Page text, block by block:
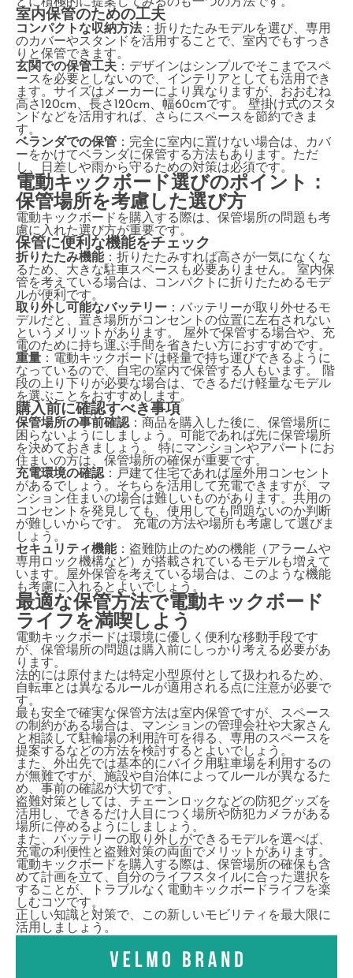
室内保管のための工夫
コンパクトな収納方法：折りたたみモデルを選び、専用
のカバーやスタンドを活用することで、室内でもすっき
りと保管できます。
玄関での保管工夫 ：デザインはシンプルでそこまでスペ
ースを必要としないので、インテリアとしても活用でき
ます。サイズはメーカーにより異なりますが、おおむね
高さ120cm、長さ120cm、幅60cmです。 壁掛け式のスタ
ンドなどを活用すれば、さらにスペースを節約できま
す。
ベランダでの保管 ：完全に室内に置けない場合は、カバ
ーをかけてベランダに保管する方法もあります。ただ
し、日差しや雨から守るための対策は必須です。
電動キックボード選びのポイント：
保管場所を考慮した選び方
電動キックボードを購入する際は、保管場所の問題も考
慮に入れた選び方が重要です。
保管に便利な機能をチェック
折りたたみ機能：折りたたみすれば高さが一気になくな
るため、大きな駐車スペースも必要ありません。 室内保
管を考えている場合は、コンパクトに折りたためるモデ
ルが便利です。
取り外し可能なバッテリー ：バッテリーが取り外せるモ
デルだと、置き場所がコンセントの位置に左右されない
というメリットがあります。 屋外で保管する場合や、充
電のために持ち運ぶ手間を省きたい方におすすめです。
重量 ：電動キックボードは軽量で持ち運びできるように
なっているので、自宅の室内で保管する人もいます。 階
段の上り下りが必要な場合は、できるだけ軽量なモデル
を選ぶことをおすすめします。
購入前に確認すべき事項
保管場所の事前確認：商品を購入した後に、保管場所に
困らないようにしましょう。可能であれば先に保管場所
を決めておきましょう。 特にマンションやアパートにお
住まいの方は、保管場所の確保が重要です。
充電環境の確認：戸建て住宅であれば屋外用コンセント
があるでしょう。そちらを活用して充電できますが、マ
ンション住まいの場合は難しいものがあります。共用の
コンセントを発見しても、使用しても問題ないのか判断
が難しいからです。 充電の方法や場所も考慮して選びま
しょう。
セキュリティ機能：盗難防止のための機能（アラームや
専用ロック機構など）が搭載されているモデルも増えて
います。屋外保管を考えている場合は、このような機能
も考慮に入れるとよいでしょう。
最適な保管方法で電動キックボード
ライフを満喫しよう
電動キックボードは環境に優しく便利な移動手段です
が、保管場所の問題は購入前にしっかり考える必要があ
ります。
法的には原付または特定小型原付として扱われるため、
自転車とは異なるルールが適用される点に注意が必要で
す。
最も安全で確実な保管方法は室内保管ですが、スペース
の制約がある場合は、マンションの管理会社や大家さん
と相談して駐輪場の利用許可を得る、専用のスペースを
提案するなどの方法を検討するとよいでしょう。
また、外出先では基本的にバイク用駐車場を利用するの
が無難ですが、施設や自治体によってルールが異なるた
め、事前の確認が大切です。
盗難対策としては、チェーンロックなどの防犯グッズを
活用し、できるだけ人目につく場所や防犯カメラがある
場所に停めるようにしましょう。
また、バッテリーの取り外しができるモデルを選べば、
充電の利便性と盗難対策の両面でメリットがあります。
電動キックボードを購入する際は、保管場所の確保も含
めて計画を立て、自分のライフスタイルに合った選択を
することが、トラブルなく電動キックボードライフを楽
しむコツです。
正しい知識と対策で、この新しいモビリティを最大限に
活用しましょう。